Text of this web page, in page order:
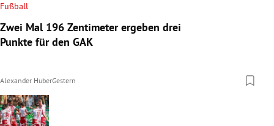
Fußball
Zwei Mal 196 Zentimeter ergeben drei
Punkte für den GAK
Alexander HuberGestern